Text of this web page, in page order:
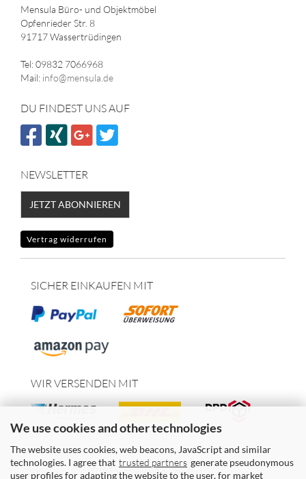
We use cookies and other technologies
The website uses cookies, web beacons, JavaScript and similar
technologies. I agree that trusted partners generate pseudonymous
user profiles for adapting the website to the user, for market
Mensula Büro- und Objektmöbel
Opfenrieder Str. 8
91717 Wassertrüdingen
Tel: 09832 7066968
Mail: info@mensula.de
DU FINDEST UNS AUF
NEWSLETTER
JETZT ABONNIEREN
Vertrag widerrufen
SICHER EINKAUFEN MIT
WIR VERSENDEN MIT
Webshop erstellen mit Gambio.de © 2026